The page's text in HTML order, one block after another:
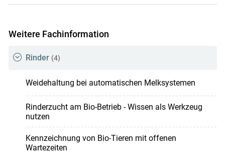
Weitere Fachinformation
Rinder (4)
Weidehaltung bei automatischen Melksystemen
Rinderzucht am Bio-Betrieb - Wissen als Werkzeug
nutzen
Kennzeichnung von Bio-Tieren mit offenen
Wartezeiten